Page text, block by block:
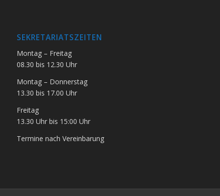
SEKRETARIATSZEITEN
Montag – Freitag
08.30 bis 12.30 Uhr
Montag – Donnerstag
13.30 bis 17.00 Uhr
Freitag
13.30 Uhr bis 15:00 Uhr
Termine nach Vereinbarung